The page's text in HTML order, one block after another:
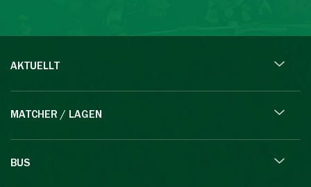
AKTUELLT
MATCHER / LAGEN
BUS